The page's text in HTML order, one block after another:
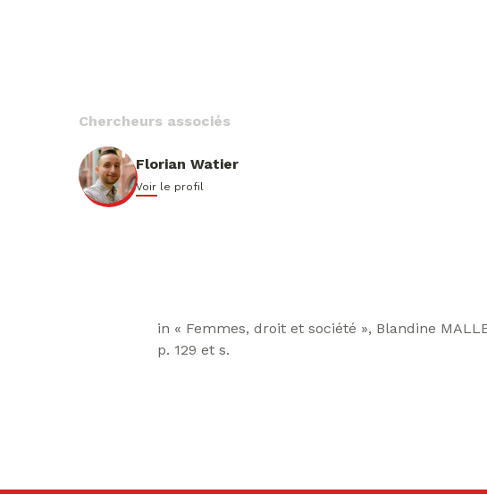
Chercheurs associés
Florian Watier
Voir le profil
in « Femmes, droit et société », Blandine
p. 129 et s.